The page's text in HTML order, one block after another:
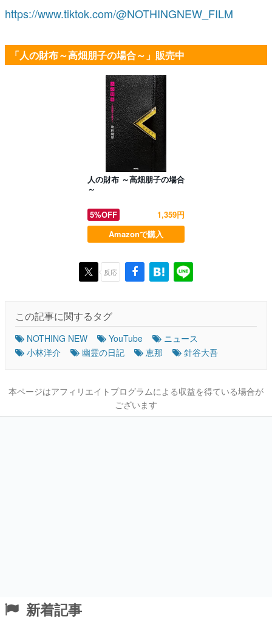
https://www.tiktok.com/@NOTHINGNEW_FILM
「人の財布～高畑朋子の場合～」販売中
人の財布 ～高畑朋子の場合
～
5%OFF
1,359円
Amazonで購入
反応
この記事に関するタグ
NOTHING NEW YouTube
ニュース
小林洋介
幽霊の日記 恵那 針谷大吾
本ページはアフィリエイトプログラムによる収益を得ている場合が
ございます
新着記事